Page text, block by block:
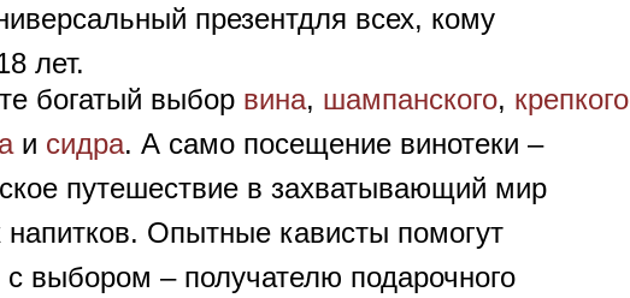
богатый выбор вина, шампанского, крепкого
и сидра. А само посещение винотеки –
путешествие в захватывающий мир
напитков. Опытные кависты помогут
с выбором – получателю подарочного
презентдля всех, кому
лет.